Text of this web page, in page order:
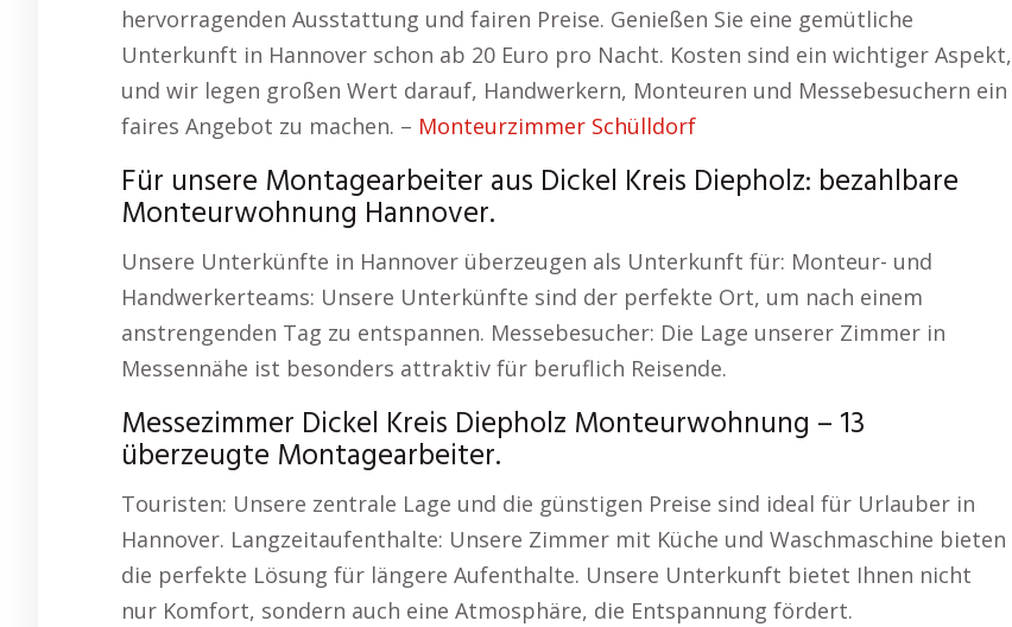
hervorragenden Ausstattung und fairen Preise. Genießen Sie eine gemütliche
Unterkunft in Hannover schon ab 20 Euro pro Nacht. Kosten sind ein wichtiger Aspekt,
und wir legen großen Wert darauf, Handwerkern, Monteuren und Messebesuchern ein
faires Angebot zu machen. – Monteurzimmer Schülldorf
Für unsere Montagearbeiter aus Dickel Kreis Diepholz: bezahlbare
Monteurwohnung Hannover.
Unsere Unterkünfte in Hannover überzeugen als Unterkunft für: Monteur- und
Handwerkerteams: Unsere Unterkünfte sind der perfekte Ort, um nach einem
anstrengenden Tag zu entspannen. Messebesucher: Die Lage unserer Zimmer in
Messennähe ist besonders attraktiv für beruflich Reisende.
Messezimmer Dickel Kreis Diepholz Monteurwohnung – 13
überzeugte Montagearbeiter.
Touristen: Unsere zentrale Lage und die günstigen Preise sind ideal für Urlauber in
Hannover. Langzeitaufenthalte: Unsere Zimmer mit Küche und Waschmaschine bieten
die perfekte Lösung für längere Aufenthalte. Unsere Unterkunft bietet Ihnen nicht
nur Komfort, sondern auch eine Atmosphäre, die Entspannung fördert.